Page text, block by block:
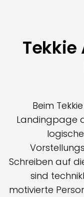
Tekkie
Beim
Landingpage
Schreiben auf
sind
motivierte